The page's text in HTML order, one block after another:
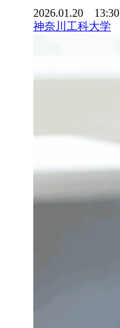
2026.01.20 13:30
神奈川工科大学